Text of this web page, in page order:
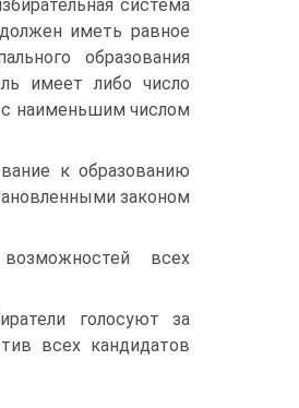
система
иметь равное
образования
имеет либо число
с наименьшим числом
к образованию
законом
всех
голосуют за
всех кандидатов